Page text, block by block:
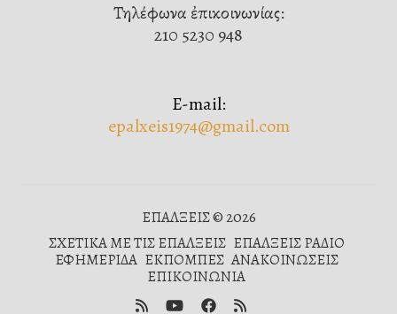
Τηλέφωνα ἐπικοινωνίας:
210 5230 948
E-mail:
epalxeis1974@gmail.com
ΕΠΑΛΞΕΙΣ © 2026
ΣΧΕΤΙΚΑ ΜΕ ΤΙΣ ΕΠΑΛΞΕΙΣ ΕΠΑΛΞΕΙΣ ΡΑΔΙΟ
ΕΦΗΜΕΡΙΔΑ ΕΚΠΟΜΠΕΣ ΑΝΑΚΟΙΝΩΣΕΙΣ
ΕΠΙΚΟΙΝΩΝΙΑ